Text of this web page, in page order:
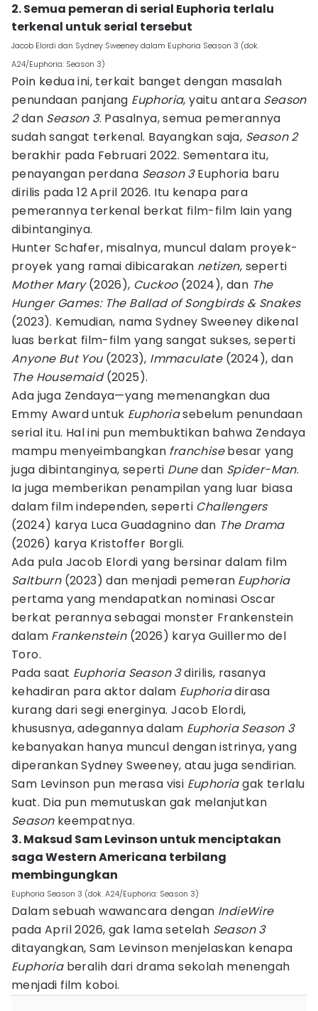
2. Semua pemeran di serial Euphoria terlalu
terkenal untuk serial tersebut
Jacob Elordi dan Sydney Sweeney dalam Euphoria Season 3 (dok.
A24/Euphoria: Season 3)
Poin kedua ini, terkait banget dengan masalah
penundaan panjang Euphoria, yaitu antara Season
2dan Season 3. Pasalnya, semua pemerannya
sudah sangat terkenal. Bayangkan saja, Season 2
berakhir pada Februari 2022. Sementara itu,
penayangan perdana Season 3Euphoria baru
dirilis pada 12 April 2026. Itu kenapa para
pemerannya terkenal berkat film-film lain yang
dibintanginya.
Hunter Schafer, misalnya, muncul dalam proyek-
proyek yang ramai dibicarakan netizen, seperti
Mother Mary(2026), Cuckoo(2024), dan The
Hunger Games: The Ballad of Songbirds & Snakes
(2023). Kemudian, nama Sydney Sweeney dikenal
luas berkat film-film yang sangat sukses, seperti
Anyone But You(2023), Immaculate(2024), dan
The Housemaid(2025).
Ada juga Zendaya—yang memenangkan dua
Emmy Award untuk Euphoriasebelum penundaan
serial itu. Hal ini pun membuktikan bahwa Zendaya
mampu menyeimbangkan franchisebesar yang
juga dibintanginya, seperti Dunedan Spider-Man.
Ia juga memberikan penampilan yang luar biasa
dalam film independen, seperti Challengers
(2024) karya Luca Guadagnino dan The Drama
(2026) karya Kristoffer Borgli.
Ada pula Jacob Elordi yang bersinar dalam film
Saltburn(2023) dan menjadi pemeran Euphoria
pertama yang mendapatkan nominasi Oscar
berkat perannya sebagai monster Frankenstein
dalam Frankenstein(2026) karya Guillermo del
Toro.
Pada saat Euphoria Season 3dirilis, rasanya
kehadiran para aktor dalam Euphoriadirasa
kurang dari segi energinya. Jacob Elordi,
khususnya, adegannya dalam Euphoria Season 3
kebanyakan hanya muncul dengan istrinya, yang
diperankan Sydney Sweeney, atau juga sendirian.
Sam Levinson pun merasa visi Euphoriagak terlalu
kuat. Dia pun memutuskan gak melanjutkan
Seasonkeempatnya.
3. Maksud Sam Levinson untuk menciptakan
saga Western Americana terbilang
membingungkan
Euphoria Season 3 (dok. A24/Euphoria: Season 3)
Dalam sebuah wawancara dengan IndieWire
pada April 2026, gak lama setelah Season 3
ditayangkan, Sam Levinson menjelaskan kenapa
Euphoriaberalih dari drama sekolah menengah
menjadi film koboi.